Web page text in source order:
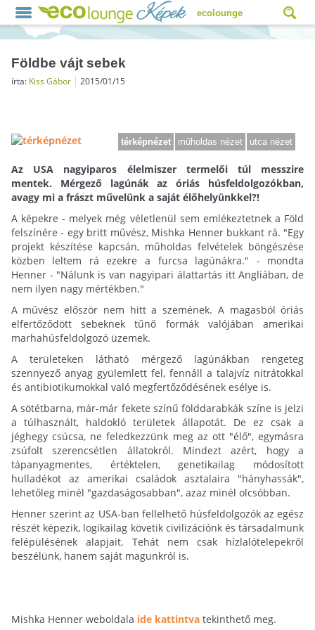
ecolounge
Földbe vájt sebek
írta: Kiss Gábor 2015/01/15
térképnézet műholdas nézet utca nézet
Az USA nagyiparos élelmiszer termelői túl messzire
mentek. Mérgező lagúnák az óriás húsfeldolgozókban,
avagy mi a frászt művelünk a saját élőhelyünkkel?!
A képekre - melyek még véletlenül sem emlékeztetnek a Föld
felszínére - egy britt művész, Mishka Henner bukkant rá. "Egy
projekt készítése kapcsán, műholdas felvételek böngészése
közben leltem rá ezekre a furcsa lagúnákra." - mondta
Henner - "Nálunk is van nagyipari álattartás itt Angliában, de
nem ilyen nagy mértékben."
A művész először nem hitt a szemének. A magasból óriás
elfertőződött sebeknek tűnő formák valójában amerikai
marhahúsfeldolgozó üzemek.
A területeken látható mérgező lagúnákban rengeteg
szennyező anyag gyülemlett fel, fennáll a talajvíz nitrátokkal
és antibiotikumokkal való megfertőződésének esélye is.
A sötétbarna, már-már fekete színű földdarabkák színe is jelzi
a túlhasznált, haldokló területek állapotát. De ez csak a
jéghegy csúcsa, ne feledkezzünk meg az ott "élő", egymásra
zsúfolt szerencsétlen állatokról. Mindezt azért, hogy a
tápanyagmentes, értéktelen, genetikailag módosított
hulladékot az amerikai családok asztalaira "hányhassák",
lehetőleg minél "gazdaságosabban", azaz minél olcsóbban.
Henner szerint az USA-ban fellelhető húsfeldolgozók az egész
részét képezik, logikailag követik civilizációnk és társadalmunk
felépülésének alapjait. Tehát nem csak hízlalótelepekről
beszélünk, hanem saját magunkról is.
Mishka Henner weboldala ide kattintvatekinthető meg.